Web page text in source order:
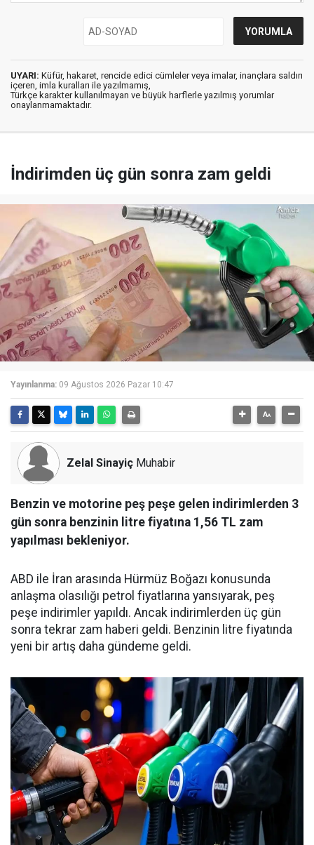
UYARI: Küfür, hakaret, rencide edici cümleler veya imalar, inançlara saldırı
içeren, imla kuralları ile yazılmamış,
Türkçe karakter kullanılmayan ve büyük harflerle yazılmış yorumlar
onaylanmamaktadır.
İndirimden üç gün sonra zam geldi
Yayınlanma: 09 Ağustos 2026 Pazar 10:47
Zelal Sinayiç Muhabir
Benzin ve motorine peş peşe gelen indirimlerden 3
gün sonra benzinin litre fiyatına 1,56 TL zam
yapılması bekleniyor.
ABD ile İran arasında Hürmüz Boğazı konusunda
anlaşma olasılığı petrol fiyatlarına yansıyarak, peş
peşe indirimler yapıldı. Ancak indirimlerden üç gün
sonra tekrar zam haberi geldi. Benzinin litre fiyatında
yeni bir artış daha gündeme geldi.